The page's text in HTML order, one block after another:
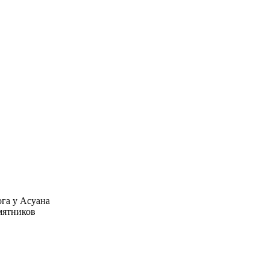
у Асуана